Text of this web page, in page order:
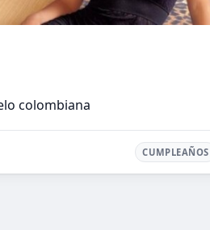
colombiana
CUMPLEAÑOS